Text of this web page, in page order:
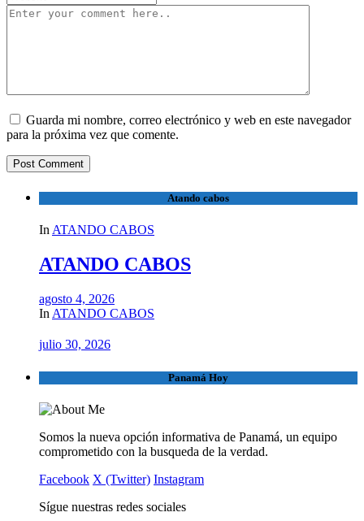
Guarda mi nombre, correo electrónico y web en este navegador
para la próxima vez que comente.
Atando cabos
In ATANDO CABOS
ATANDO CABOS
agosto 4, 2026
In ATANDO CABOS
julio 30, 2026
Panamá Hoy
Somos la nueva opción informativa de Panamá, un equipo
comprometido con la busqueda de la verdad.
Facebook X (Twitter) Instagram
Sígue nuestras redes sociales